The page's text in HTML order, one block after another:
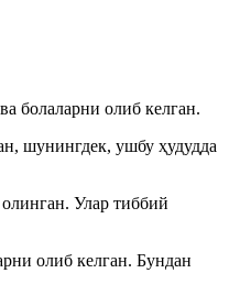
болаларни олиб келган.
шунингдек, ушбу ҳудудда
Улар тиббий
олиб келган. Бундан